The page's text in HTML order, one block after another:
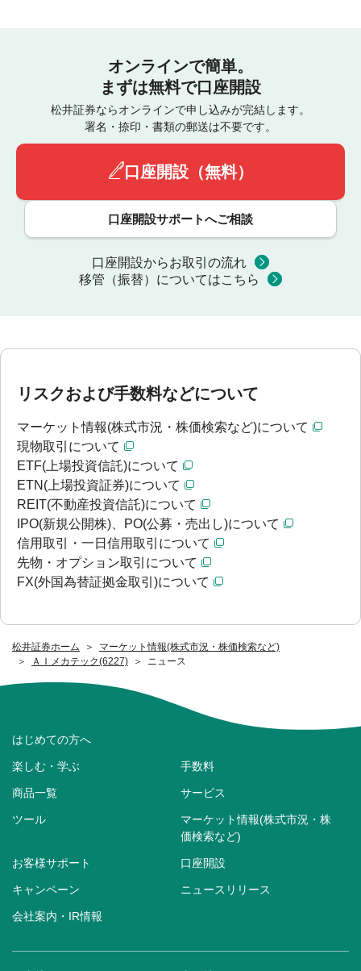
松井証券ホーム
マーケット情報(株式市況・株価検索など)
ＡＩメカテック(6227)
ニュース
オンラインで簡単。
まずは無料で口座開設
松井証券ならオンラインで申し込みが完結します。
署名・捺印・書類の郵送は不要です。
口座開設（無料）
口座開設サポートへご相談
口座開設からお取引の流れ
移管（振替）についてはこちら
リスクおよび手数料などについて
マーケット情報(株式市況・株価検索など)について
現物取引について
ETF(上場投資信託)について
ETN(上場投資証券)について
REIT(不動産投資信託)について
IPO(新規公開株)、PO(公募・売出し)について
信用取引・一日信用取引について
先物・オプション取引について
FX(外国為替証拠金取引)について
はじめての方へ
楽しむ・学ぶ 手数料
商品一覧 サービス
ツール
マーケット情報(株式市況・株
価検索など)
お客様サポート 口座開設
キャンペーン ニュースリリース
会社案内・IR情報